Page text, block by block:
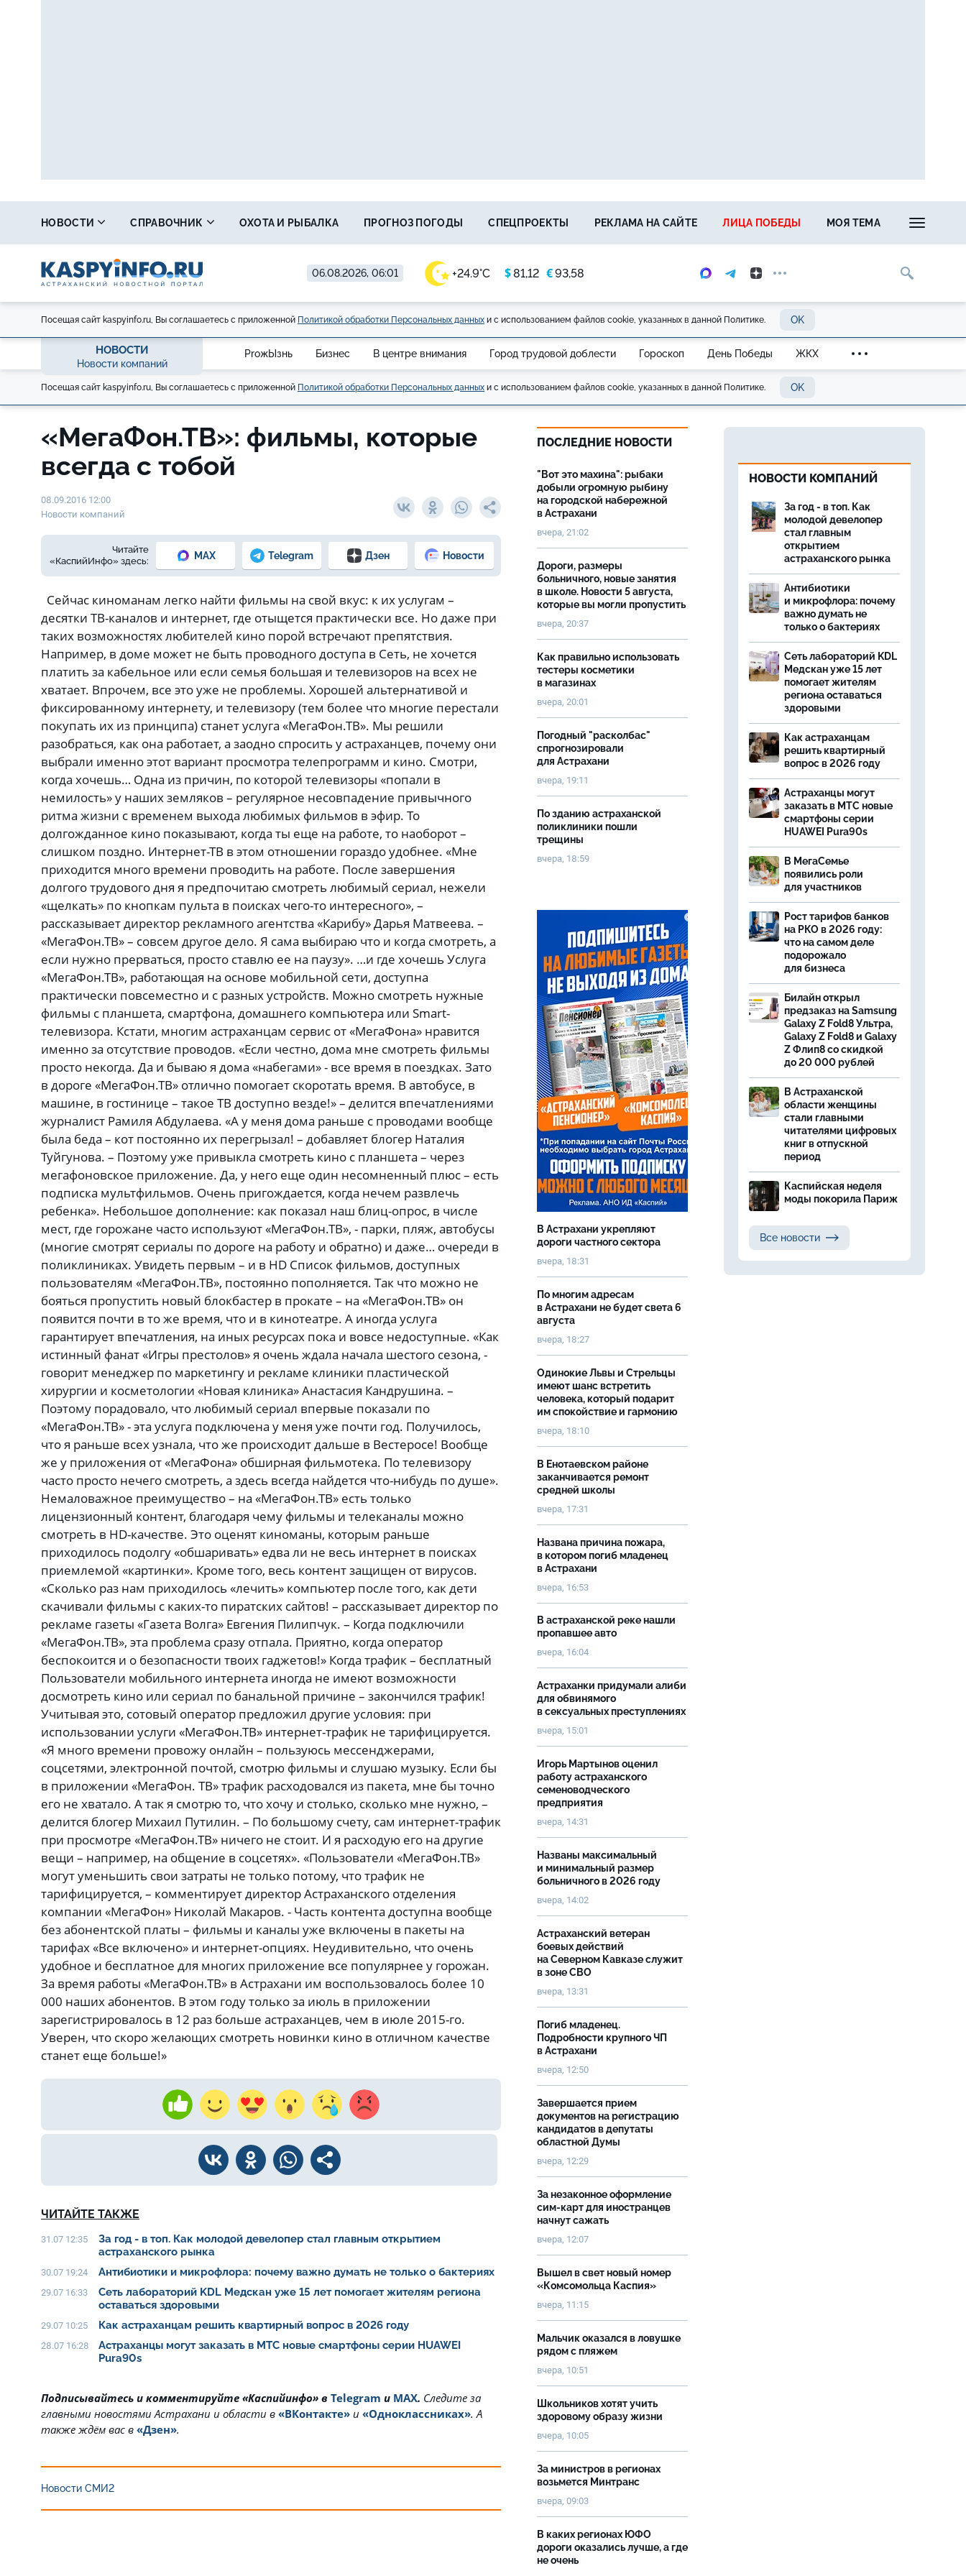
06.08.2026, 06:01 +24.9°C $81,12 €93,58
НОВОСТИ СПРАВОЧНИК ОХОТА И РЫБАЛКА ПРОГНОЗ ПОГОДЫ СПЕЦПРОЕКТЫ РЕКЛАМА НА САЙТЕ ЛИЦА ПОБЕДЫ МОЯ ТЕМА
Посещая сайт kaspyinfo.ru, Вы соглашаетесь с приложенной Политикой обработки Персональных данных и с использованием файлов cookie, указанных в данной Политике. OK
НОВОСТИ
Новости компаний
ProжЫзнь Бизнес В центре внимания Город трудовой доблести Гороскоп День Победы ЖКХ
Посещая сайт kaspyinfo.ru, Вы соглашаетесь с приложенной Политикой обработки Персональных данных и с использованием файлов cookie, указанных в данной Политике. OK
«МегаФон.ТВ»: фильмы, которые
всегда с тобой
08.09.2016 12:00
Новости компаний
Читайте
«КаспийИнфо» здесь:
MAX Telegram Дзен Новости
Сейчас киноманам легко найти фильмы на свой вкус: к их услугам –
десятки ТВ-каналов и интернет, где отыщется практически все. Но даже при
таких возможностях любителей кино порой встречают препятствия.
Например, в доме может не быть проводного доступа в Сеть, не хочется
платить за кабельное или если семья большая и телевизоров на всех не
хватает. Впрочем, все это уже не проблемы. Хорошей альтернативой и
фиксированному интернету, и телевизору (тем более что многие перестали
покупать их из принципа) станет услуга «МегаФон.ТВ». Мы решили
разобраться, как она работает, а заодно спросить у астраханцев, почему они
выбрали именно этот вариант просмотра телепрограмм и кино. Смотри,
когда хочешь… Одна из причин, по которой телевизоры «попали в
немилость» у наших земляков – регулярное несовпадение привычного
ритма жизни с временем выхода любимых фильмов в эфир. То
долгожданное кино показывают, когда ты еще на работе, то наоборот –
слишком поздно. Интернет-ТВ в этом отношении гораздо удобнее. «Мне
приходится много времени проводить на работе. После завершения
долгого трудового дня я предпочитаю смотреть любимый сериал, нежели
«щелкать» по кнопкам пульта в поисках чего-то интересного», –
рассказывает директор рекламного агентства «Карибу» Дарья Матвеева. –
«МегаФон.ТВ» – совсем другое дело. Я сама выбираю что и когда смотреть, а
если нужно прерваться, просто ставлю ее на паузу». …и где хочешь Услуга
«МегаФон.ТВ», работающая на основе мобильной сети, доступна
практически повсеместно и с разных устройств. Можно смотреть нужные
фильмы с планшета, смартфона, домашнего компьютера или Smart-
телевизора. Кстати, многим астраханцам сервис от «МегаФона» нравится
именно за отсутствие проводов. «Если честно, дома мне смотреть фильмы
просто некогда. Да и бываю я дома «набегами» - все время в поездках. Зато
в дороге «МегаФон.ТВ» отлично помогает скоротать время. В автобусе, в
машине, в гостинице – такое ТВ доступно везде!» – делится впечатлениями
журналист Рамиля Абдулаева. «А у меня дома раньше с проводами вообще
была беда – кот постоянно их перегрызал! – добавляет блогер Наталия
Туйгунова. – Поэтому уже привыкла смотреть кино с планшета – через
мегафоновское приложение. Да, у него еще один несомненный плюс – есть
подписка мультфильмов. Очень пригождается, когда нечем развлечь
ребенка». Небольшое дополнение: как показал наш блиц-опрос, в числе
мест, где горожане часто используют «МегаФон.ТВ», - парки, пляж, автобусы
(многие смотрят сериалы по дороге на работу и обратно) и даже… очереди в
поликлиниках. Увидеть первым – и в HD Список фильмов, доступных
пользователям «МегаФон.ТВ», постоянно пополняется. Так что можно не
бояться пропустить новый блокбастер в прокате – на «МегаФон.ТВ» он
появится почти в то же время, что и в кинотеатре. А иногда услуга
гарантирует впечатления, на иных ресурсах пока и вовсе недоступные. «Как
истинный фанат «Игры престолов» я очень ждала начала шестого сезона, -
говорит менеджер по маркетингу и рекламе клиники пластической
хирургии и косметологии «Новая клиника» Анастасия Кандрушина. –
Поэтому порадовало, что любимый сериал впервые показали по
«МегаФон.ТВ» - эта услуга подключена у меня уже почти год. Получилось,
что я раньше всех узнала, что же происходит дальше в Вестеросе! Вообще
же у приложения от «МегаФона» обширная фильмотека. По телевизору
часто просто нечего смотреть, а здесь всегда найдется что-нибудь по душе».
Немаловажное преимущество – на «МегаФон.ТВ» есть только
лицензионный контент, благодаря чему фильмы и телеканалы можно
смотреть в HD-качестве. Это оценят киноманы, которым раньше
приходилось подолгу «обшаривать» едва ли не весь интернет в поисках
приемлемой «картинки». Кроме того, весь контент защищен от вирусов.
«Сколько раз нам приходилось «лечить» компьютер после того, как дети
скачивали фильмы с каких-то пиратских сайтов! – рассказывает директор по
рекламе газеты «Газета Волга» Евгения Пилипчук. – Когда подключили
«МегаФон.ТВ», эта проблема сразу отпала. Приятно, когда оператор
беспокоится и о безопасности твоих гаджетов!» Когда трафик – бесплатный
Пользователи мобильного интернета иногда не имеют возможности
досмотреть кино или сериал по банальной причине – закончился трафик!
Учитывая это, сотовый оператор предложил другие условия: при
использовании услуги «МегаФон.ТВ» интернет-трафик не тарифицируется.
«Я много времени провожу онлайн – пользуюсь мессенджерами,
соцсетями, электронной почтой, смотрю фильмы и слушаю музыку. Если бы
в приложении «МегаФон. ТВ» трафик расходовался из пакета, мне бы точно
его не хватало. А так я смотрю то, что хочу и столько, сколько мне нужно, –
делится блогер Михаил Путилин. – По большому счету, сам интернет-трафик
при просмотре «МегаФон.ТВ» ничего не стоит. И я расходую его на другие
вещи – например, на общение в соцсетях». «Пользователи «МегаФон.ТВ»
могут уменьшить свои затраты не только потому, что трафик не
тарифицируется, – комментирует директор Астраханского отделения
компании «МегаФон» Николай Макаров. - Часть контента доступна вообще
без абонентской платы – фильмы и каналы уже включены в пакеты на
тарифах «Все включено» и интернет-опциях. Неудивительно, что очень
удобное и бесплатное для многих приложение все популярнее у горожан.
За время работы «МегаФон.ТВ» в Астрахани им воспользовалось более 10
000 наших абонентов. В этом году только за июль в приложении
зарегистрировалось в 12 раз больше астраханцев, чем в июле 2015-го.
Уверен, что скоро желающих смотреть новинки кино в отличном качестве
станет еще больше!»
ЧИТАЙТЕ ТАКЖЕ
31.07 12:35
За год - в топ. Как молодой девелопер стал главным открытием
астраханского рынка
30.07 19:24 Антибиотики и микрофлора: почему важно думать не только о бактериях
29.07 16:33
Сеть лабораторий KDL Медскан уже 15 лет помогает жителям региона
оставаться здоровыми
29.07 10:25 Как астраханцам решить квартирный вопрос в 2026 году
28.07 16:28
Астраханцы могут заказать в МТС новые смартфоны серии HUAWEI
Pura90s
Подписывайтесь и комментируйте «Каспийинфо» в Telegram и MAX. Cледите за
главными новостями Астрахани и области в «ВКонтакте» и «Одноклассниках». А
также ждём вас в «Дзен».
Новости СМИ2
ПОСЛЕДНИЕ НОВОСТИ
"Вот это махина": рыбаки
добыли огромную рыбину
на городской набережной
в Астрахани
вчера, 21:02
Дороги, размеры
больничного, новые занятия
в школе. Новости 5 августа,
которые вы могли пропустить
вчера, 20:37
Как правильно использовать
тестеры косметики
в магазинах
вчера, 20:01
Погодный "расколбас"
спрогнозировали
для Астрахани
вчера, 19:11
По зданию астраханской
поликлиники пошли
трещины
вчера, 18:59
В Астрахани укрепляют
дороги частного сектора
вчера, 18:31
По многим адресам
в Астрахани не будет света 6
августа
вчера, 18:27
Одинокие Львы и Стрельцы
имеют шанс встретить
человека, который подарит
им спокойствие и гармонию
вчера, 18:10
В Енотаевском районе
заканчивается ремонт
средней школы
вчера, 17:31
Названа причина пожара,
в котором погиб младенец
в Астрахани
вчера, 16:53
В астраханской реке нашли
пропавшее авто
вчера, 16:04
Астраханки придумали алиби
для обвинямого
в сексуальных преступлениях
вчера, 15:01
Игорь Мартынов оценил
работу астраханского
семеноводческого
предприятия
вчера, 14:31
Названы максимальный
и минимальный размер
больничного в 2026 году
вчера, 14:02
Астраханский ветеран
боевых действий
на Северном Кавказе служит
в зоне СВО
вчера, 13:31
Погиб младенец.
Подробности крупного ЧП
в Астрахани
вчера, 12:50
Завершается прием
документов на регистрацию
кандидатов в депутаты
областной Думы
вчера, 12:29
За незаконное оформление
сим-карт для иностранцев
начнут сажать
вчера, 12:07
Вышел в свет новый номер
«Комсомольца Каспия»
вчера, 11:15
Мальчик оказался в ловушке
рядом с пляжем
вчера, 10:51
Школьников хотят учить
здоровому образу жизни
вчера, 10:05
За министров в регионах
возьмется Минтранс
вчера, 09:03
В каких регионах ЮФО
дороги оказались лучше, а где
не очень
НОВОСТИ КОМПАНИЙ
За год - в топ. Как
молодой девелопер
стал главным
открытием
астраханского рынка
Антибиотики
и микрофлора: почему
важно думать не
только о бактериях
Сеть лабораторий KDL
Медскан уже 15 лет
помогает жителям
региона оставаться
здоровыми
Как астраханцам
решить квартирный
вопрос в 2026 году
Астраханцы могут
заказать в МТС новые
смартфоны серии
HUAWEI Pura90s
В МегаСемье
появились роли
для участников
Рост тарифов банков
на РКО в 2026 году:
что на самом деле
подорожало
для бизнеса
Билайн открыл
предзаказ на Samsung
Galaxy Z Fold8 Ультра,
Galaxy Z Fold8 и Galaxy
Z Флип8 со скидкой
до 20 000 рублей
В Астраханской
области женщины
стали главными
читателями цифровых
книг в отпускной
период
Каспийская неделя
моды покорила Париж
Все новости